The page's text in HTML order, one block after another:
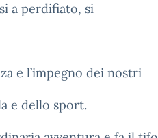
a perdifiato, si
e l’impegno dei nostri
e dello sport.